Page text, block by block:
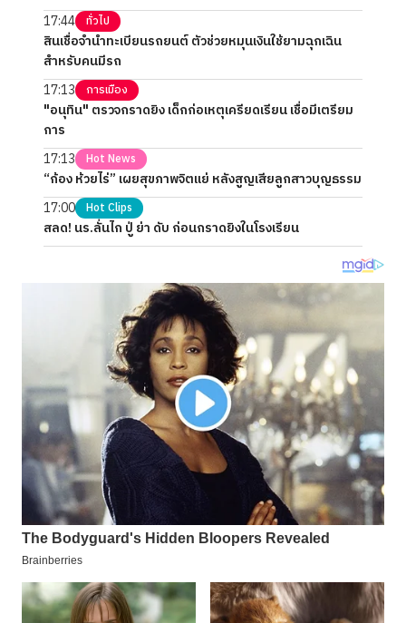
17:44
ทั่วไป
สินเชื่อจำนำทะเบียนรถยนต์ ตัวช่วยหมุนเงินใช้ยามฉุกเฉิน
สำหรับคนมีรถ
17:13
การเมือง
"อนุทิน" ตรวจกราดยิง เด็กก่อเหตุเครียดเรียน เชื่อมีเตรียม
การ
17:13
Hot News
“ก้อง ห้วยไร่” เผยสุขภาพจิตแย่ หลังสูญเสียลูกสาวบุญธรรม
17:00
Hot Clips
สลด! นร.ลั่นไก ปู่ ย่า ดับ ก่อนกราดยิงในโรงเรียน